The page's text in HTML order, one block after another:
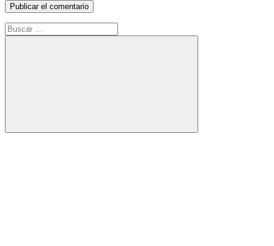
Buscar:
Buscar